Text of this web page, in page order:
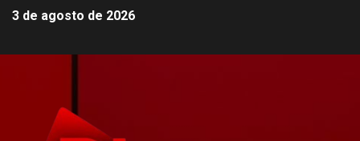
3 de agosto de 2026